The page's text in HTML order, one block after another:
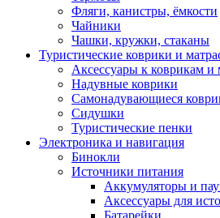
Фляги, канистры, ёмкости
Чайники
Чашки, кружки, стаканы
Туристические коврики и
Аксессуары к коврикам и
Надувные коврики
Самонадувающиеся
Сидушки
Туристические пенки
Электроника и навигация
Бинокли
Источники питания
Аккумуляторы и
Аксессуары для
Батарейки